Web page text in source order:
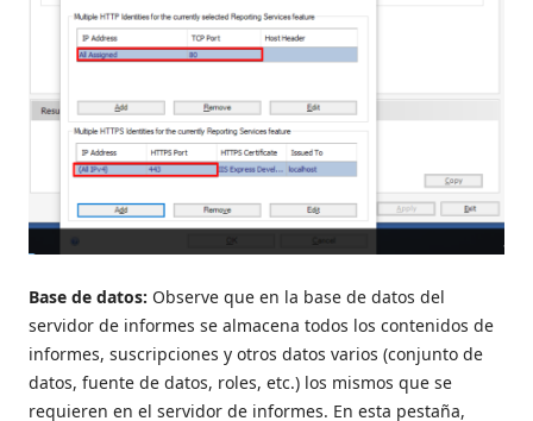
Base de datos: Observe que en la base de datos del
servidor de informes se almacena todos los contenidos de
informes, suscripciones y otros datos varios (conjunto de
datos, fuente de datos, roles, etc.) los mismos que se
requieren en el servidor de informes. En esta pestaña,